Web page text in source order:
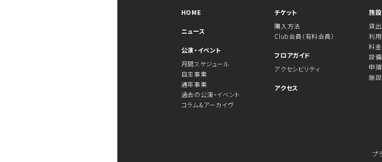
HOME
ニュース
公演・イベント
月間スケジュール
自主事業
通年事業
過去の公演・イベント
コラム＆アーカイヴ
チケット
購入方法
Club会員（有料会員）
フロアガイド
アクセシビリティ
アクセス
施
貸
利
料金
設備
申
施
プ